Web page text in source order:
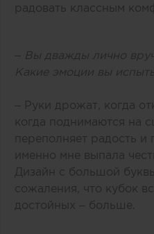
радовать классным
– Вы дважды лично
Какие эмоции вы
– Руки дрожат, когда
когда поднимаются на
переполняет радость и
именно мне выпала
Дизайн с большой
сожаления, что кубок
достойных – больше.